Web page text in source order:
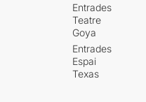
Entrades
Teatre
Goya
Entrades
Espai
Texas